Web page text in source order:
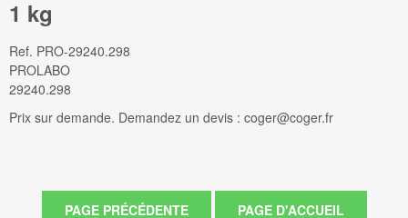
1 kg
Ref. PRO-29240.298
PROLABO
29240.298
Prix sur demande. Demandez un devis : coger@coger.fr